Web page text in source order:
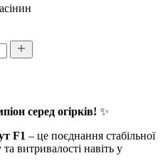
серед огірків! ✨
F1 – це поєднання стабільної
витривалості навіть у